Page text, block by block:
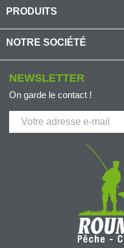
PRODUITS
NOTRE SOCIÉTÉ
NEWSLETTER
On garde le contact !